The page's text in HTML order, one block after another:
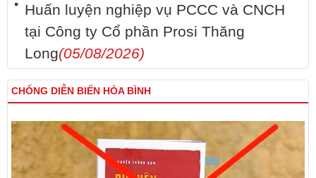
Huấn luyện nghiệp vụ PCCC và CNCH
tại Công ty Cổ phần Prosi Thăng
Long(05/08/2026)
CHỐNG DIỄN BIẾN HÒA BÌNH